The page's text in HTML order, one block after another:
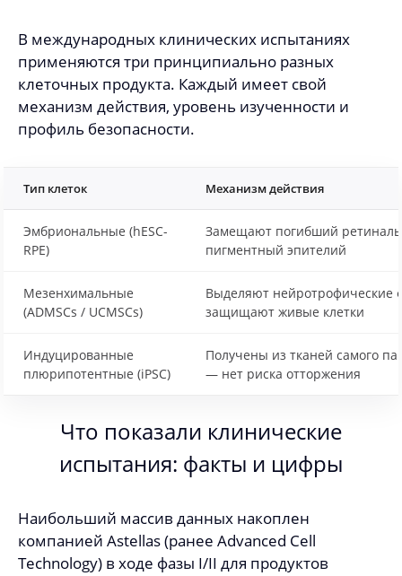
В международных клинических испытаниях
применяются три принципиально разных
клеточных продукта. Каждый имеет свой
механизм действия, уровень изученности и
профиль безопасности.
Тип клеток Механизм действия
Эмбриональные (hESC-
RPE)
Замещают погибший
пигментный эпителий
Мезенхимальные
(ADMSCs / UCMSCs)
Выделяют нейротрофические
защищают живые клетки
Индуцированные
плюрипотентные (iPSC)
Получены из тканей самого
— нет риска отторжения
Что показали клинические
испытания: факты и цифры
Наибольший массив данных накоплен
компанией Astellas (ранее Advanced Cell
Technology) в ходе фазы I/II для продуктов